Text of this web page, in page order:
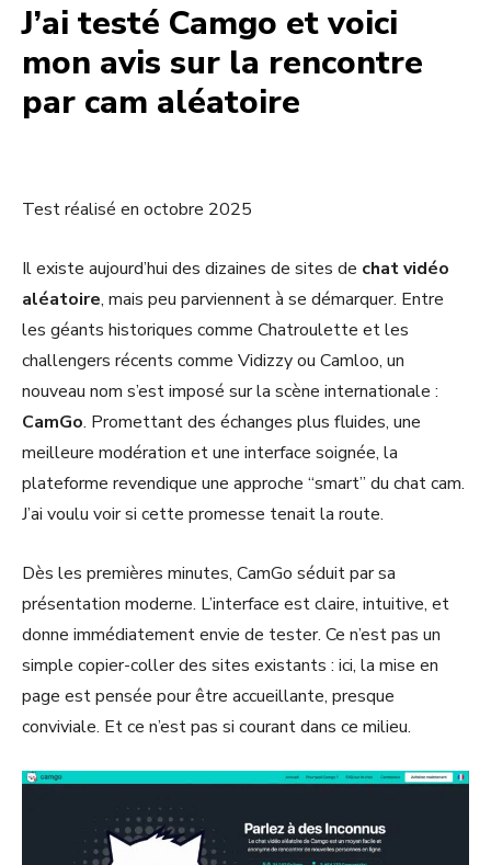
J’ai testé Camgo et voici
mon avis sur la rencontre
par cam aléatoire
Test réalisé en octobre 2025
Il existe aujourd’hui des dizaines de sites de chat vidéo
aléatoire, mais peu parviennent à se démarquer. Entre
les géants historiques comme Chatroulette et les
challengers récents comme Vidizzy ou Camloo, un
nouveau nom s’est imposé sur la scène internationale :
CamGo. Promettant des échanges plus fluides, une
meilleure modération et une interface soignée, la
plateforme revendique une approche “smart” du chat cam.
J’ai voulu voir si cette promesse tenait la route.
Dès les premières minutes, CamGo séduit par sa
présentation moderne. L’interface est claire, intuitive, et
donne immédiatement envie de tester. Ce n’est pas un
simple copier-coller des sites existants : ici, la mise en
page est pensée pour être accueillante, presque
conviviale. Et ce n’est pas si courant dans ce milieu.